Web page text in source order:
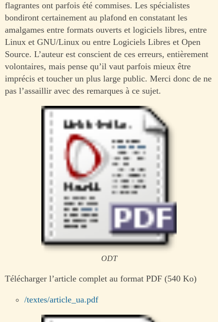
flagrantes ont parfois été commises. Les spécialistes
bondiront certainement au plafond en constatant les
amalgames entre formats ouverts et logiciels libres, entre
Linux et GNU/Linux ou entre Logiciels Libres et Open
Source. L’auteur est conscient de ces erreurs, entièrement
volontaires, mais pense qu’il vaut parfois mieux être
imprécis et toucher un plus large public. Merci donc de ne
pas l’assaillir avec des remarques à ce sujet.
ODT
Télécharger l’article complet au format PDF (540 Ko)
/textes/article_ua.pdf